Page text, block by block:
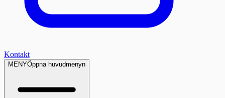
Kontakt
MENYÖppna huvudmenyn